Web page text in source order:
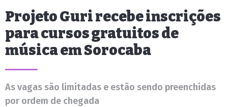
Projeto Guri recebe inscrições
para cursos gratuitos de
música em Sorocaba
As vagas são limitadas e estão sendo preenchidas
por ordem de chegada